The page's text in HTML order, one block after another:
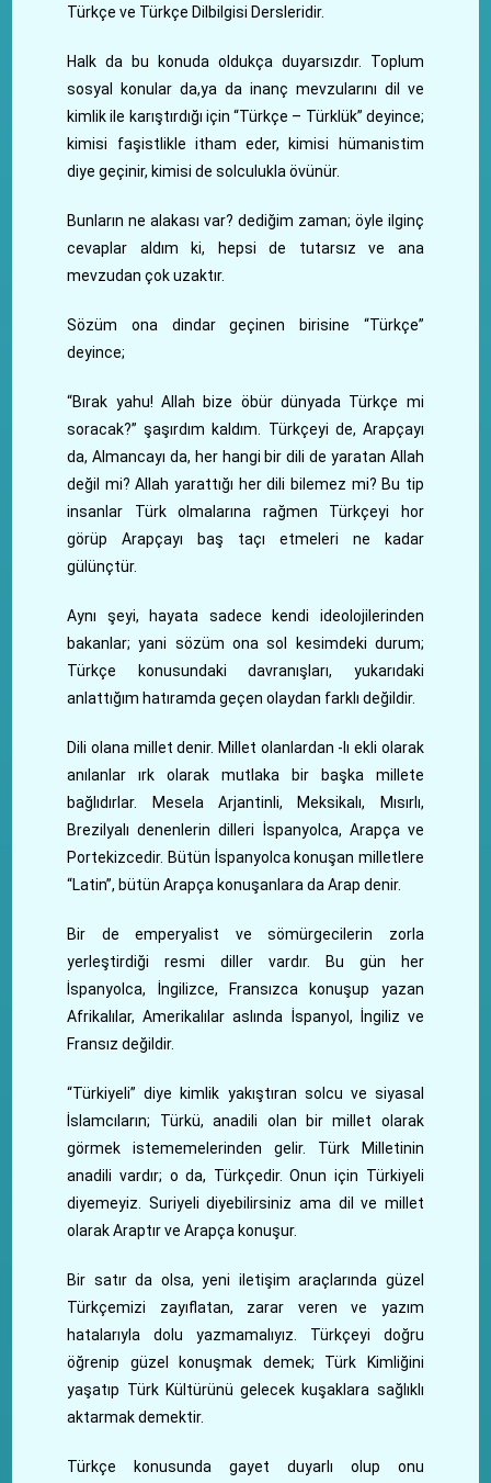
Türkçe ve Türkçe Dilbilgisi Dersleridir.
Halk da bu konuda oldukça duyarsızdır. Toplum
sosyal konular da,ya da inanç mevzularını dil ve
kimlik ile karıştırdığı için “Türkçe – Türklük” deyince;
kimisi faşistlikle itham eder, kimisi hümanistim
diye geçinir, kimisi de solculukla övünür.
Bunların ne alakası var? dediğim zaman; öyle ilginç
cevaplar aldım ki, hepsi de tutarsız ve ana
mevzudan çok uzaktır.
Sözüm ona dindar geçinen birisine “Türkçe”
deyince;
“Bırak yahu! Allah bize öbür dünyada Türkçe mi
soracak?” şaşırdım kaldım. Türkçeyi de, Arapçayı
da, Almancayı da, her hangi bir dili de yaratan Allah
değil mi? Allah yarattığı her dili bilemez mi? Bu tip
insanlar Türk olmalarına rağmen Türkçeyi hor
görüp Arapçayı baş taçı etmeleri ne kadar
gülünçtür.
Aynı şeyi, hayata sadece kendi ideolojilerinden
bakanlar; yani sözüm ona sol kesimdeki durum;
Türkçe konusundaki davranışları, yukarıdaki
anlattığım hatıramda geçen olaydan farklı değildir.
Dili olana millet denir. Millet olanlardan -lı ekli olarak
anılanlar ırk olarak mutlaka bir başka millete
bağlıdırlar. Mesela Arjantinli, Meksikalı, Mısırlı,
Brezilyalı denenlerin dilleri İspanyolca, Arapça ve
Portekizcedir. Bütün İspanyolca konuşan milletlere
“Latin”, bütün Arapça konuşanlara da Arap denir.
Bir de emperyalist ve sömürgecilerin zorla
yerleştirdiği resmi diller vardır. Bu gün her
İspanyolca, İngilizce, Fransızca konuşup yazan
Afrikalılar, Amerikalılar aslında İspanyol, İngiliz ve
Fransız değildir.
“Türkiyeli” diye kimlik yakıştıran solcu ve siyasal
İslamcıların; Türkü, anadili olan bir millet olarak
görmek istememelerinden gelir. Türk Milletinin
anadili vardır; o da, Türkçedir. Onun için Türkiyeli
diyemeyiz. Suriyeli diyebilirsiniz ama dil ve millet
olarak Araptır ve Arapça konuşur.
Bir satır da olsa, yeni iletişim araçlarında güzel
Türkçemizi zayıflatan, zarar veren ve yazım
hatalarıyla dolu yazmamalıyız. Türkçeyi doğru
öğrenip güzel konuşmak demek; Türk Kimliğini
yaşatıp Türk Kültürünü gelecek kuşaklara sağlıklı
aktarmak demektir.
Türkçe konusunda gayet duyarlı olup onu